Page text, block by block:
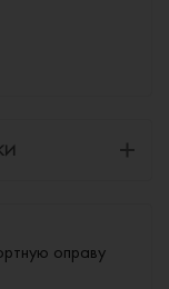
оправу